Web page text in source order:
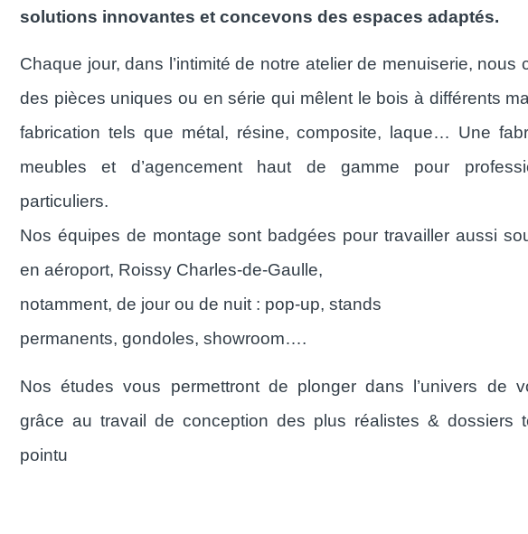
solutions innovantes et concevons des espaces adaptés.
Chaque jour, dans l’intimité de notre atelier de menuiserie, nous
des pièces uniques ou en série qui mêlent le bois à différents
fabrication tels que métal, résine, composite, laque… Une
meubles et d’agencement haut de gamme pour
particuliers.
Nos équipes de montage sont badgées pour travailler aussi
en aéroport, Roissy Charles-de-Gaulle,
notamment, de jour ou de nuit : pop-up, stands
permanents, gondoles, showroom….
Nos études vous permettront de plonger dans l’univers de
grâce au travail de conception des plus réalistes & dossiers
pointu